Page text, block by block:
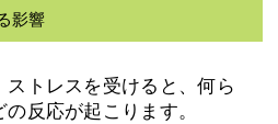
影響
トレスを受けると、何ら
反応が起こります。